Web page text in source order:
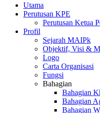
Utama
Perutusan KPE
Perutusan Ketua
Profil
Sejarah MAIPk
Objektif, Visi &
Logo
Carta Organisasi
Fungsi
Bahagian
Bahagian
Bahagian
Bahagian